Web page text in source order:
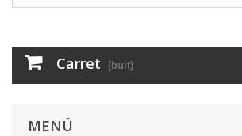
Carret (buit)
MENÚ